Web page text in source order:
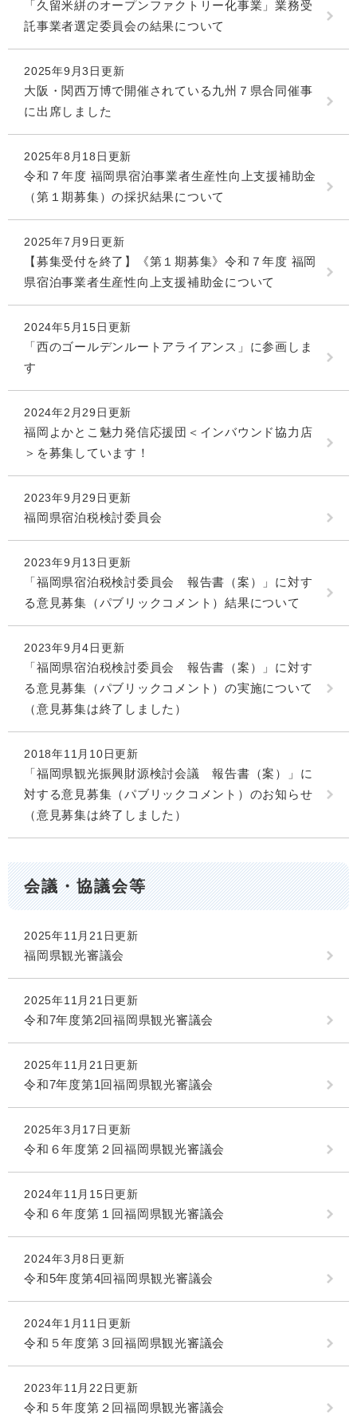
「久留米絣のオープンファクトリー化事業」業務受
託事業者選定委員会の結果について
2025年9月3日更新
大阪・関西万博で開催されている九州７県合同催事
に出席しました
2025年8月18日更新
令和７年度 福岡県宿泊事業者生産性向上支援補助金
（第１期募集）の採択結果について
2025年7月9日更新
【募集受付を終了】《第１期募集》令和７年度 福岡
県宿泊事業者生産性向上支援補助金について
2024年5月15日更新
「西のゴールデンルートアライアンス」に参画しま
す
2024年2月29日更新
福岡よかとこ魅力発信応援団＜インバウンド協力店
＞を募集しています！
2023年9月29日更新
福岡県宿泊税検討委員会
2023年9月13日更新
「福岡県宿泊税検討委員会 報告書（案）」に対す
る意見募集（パブリックコメント）結果について
2023年9月4日更新
「福岡県宿泊税検討委員会 報告書（案）」に対す
る意見募集（パブリックコメント）の実施について
（意見募集は終了しました）
2018年11月10日更新
「福岡県観光振興財源検討会議 報告書（案）」に
対する意見募集（パブリックコメント）のお知らせ
（意見募集は終了しました）
会議・協議会等
2025年11月21日更新
福岡県観光審議会
2025年11月21日更新
令和7年度第2回福岡県観光審議会
2025年11月21日更新
令和7年度第1回福岡県観光審議会
2025年3月17日更新
令和６年度第２回福岡県観光審議会
2024年11月15日更新
令和６年度第１回福岡県観光審議会
2024年3月8日更新
令和5年度第4回福岡県観光審議会
2024年1月11日更新
令和５年度第３回福岡県観光審議会
2023年11月22日更新
令和５年度第２回福岡県観光審議会